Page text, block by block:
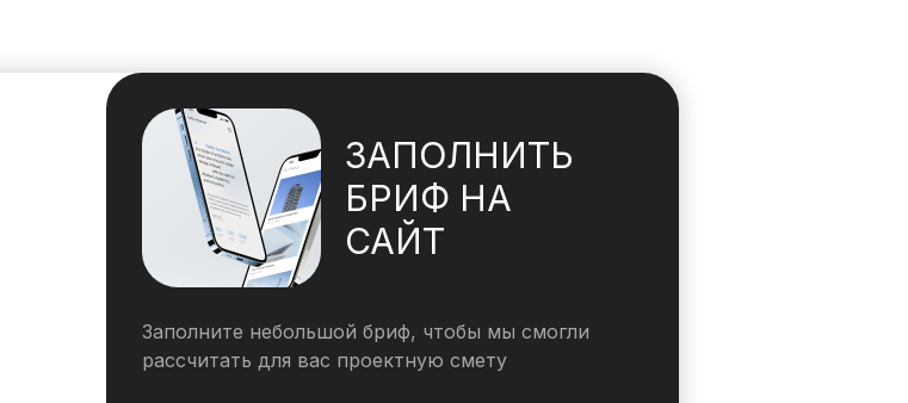
ЗАПОЛНИТЬ
БРИФ НА
САЙТ
Заполните небольшой бриф, чтобы мы смогли
рассчитать для вас проектную смету